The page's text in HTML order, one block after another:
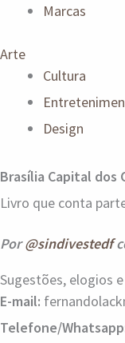
Marcas
Arte
Cultura
Design
Brasília Capital dos
Livro que conta
Por@sindivestedf
Sugestões, elogios
E-mail:
Telefone/